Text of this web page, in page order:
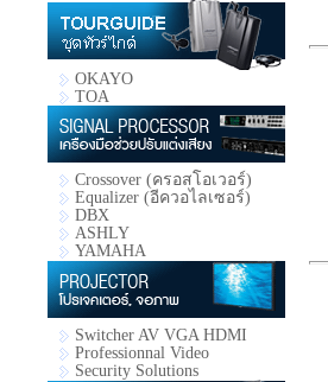
OKAYO
TOA
Crossover (ครอสโอเวอร์)
Equalizer (อีควอไลเซอร์)
DBX
ASHLY
YAMAHA
Switcher AV VGA HDMI
Professionnal Video
Security Solutions